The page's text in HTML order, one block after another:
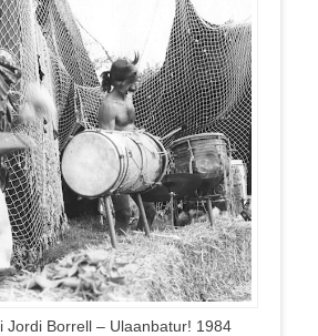
Jordi Borrell – Ulaanbatur! 1984